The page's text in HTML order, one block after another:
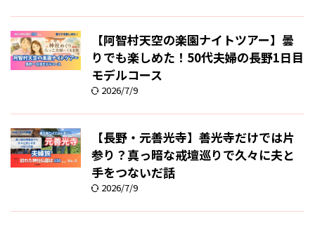
【阿智村天空の楽園ナイトツアー】曇
りでも楽しめた！50代夫婦の長野1日目
モデルコース
2026/7/9
【長野・元善光寺】善光寺だけでは片
参り？真っ暗な戒壇巡りで久々に夫と
手をつないだ話
2026/7/9